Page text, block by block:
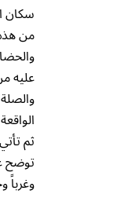
سكان
من
عليه
ثم
توضح
وغرباً